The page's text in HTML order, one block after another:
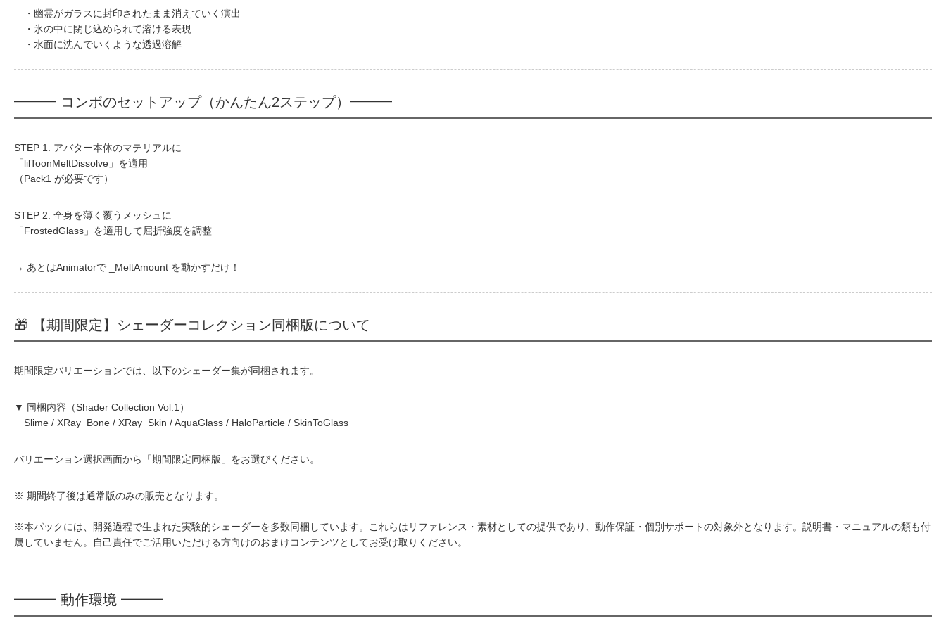
・幽霊がガラスに封印されたまま消えていく演出
・氷の中に閉じ込められて溶ける表現
・水面に沈んでいくような透過溶解
━━━ コンボのセットアップ（かんたん2ステップ）━━━
STEP 1. アバター本体のマテリアルに
「lilToonMeltDissolve」を適用
（Pack1 が必要です）
STEP 2. 全身を薄く覆うメッシュに
「FrostedGlass」を適用して屈折強度を調整
→ あとはAnimatorで _MeltAmount を動かすだけ！
🎁 【期間限定】シェーダーコレクション同梱版について
期間限定バリエーションでは、以下のシェーダー集が同梱されます。
▼ 同梱内容（Shader Collection Vol.1）
Slime / XRay_Bone / XRay_Skin / AquaGlass / HaloParticle / SkinToGlass
バリエーション選択画面から「期間限定同梱版」をお選びください。
※ 期間終了後は通常版のみの販売となります。
※本パックには、開発過程で生まれた実験的シェーダーを多数同梱しています。これらはリファレンス・素材としての提供であり、動作保証・個別サポートの対象外となります。説明書・マニュアルの類も付
属していません。自己責任でご活用いただける方向けのおまけコンテンツとしてお受け取りください。
━━━ 動作環境 ━━━